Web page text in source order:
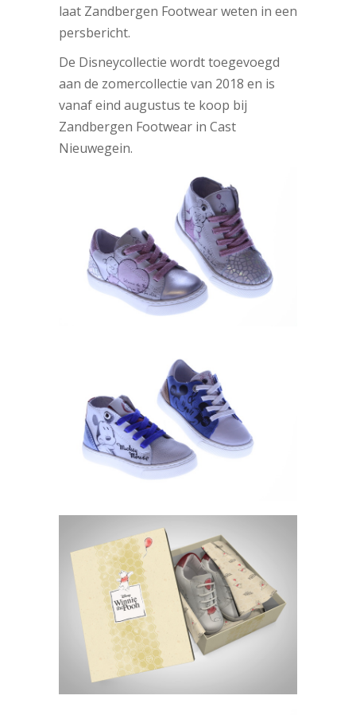
laat Zandbergen Footwear weten in een
persbericht.
De Disneycollectie wordt toegevoegd
aan de zomercollectie van 2018 en is
vanaf eind augustus te koop bij
Zandbergen Footwear in Cast
Nieuwegein.